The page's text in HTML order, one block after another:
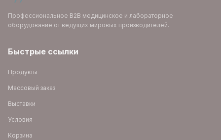
Профессиональное B2B медицинское и лабораторное
оборудование от ведущих мировых производителей.
Быстрые ссылки
Продукты
Массовый заказ
Выставки
Условия
Корзина